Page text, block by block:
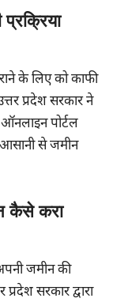
के लिए को काफी
प्रदेश सरकार ने
पोर्टल
से जमीन
कैसे करा
जमीन की
सरकार द्वारा